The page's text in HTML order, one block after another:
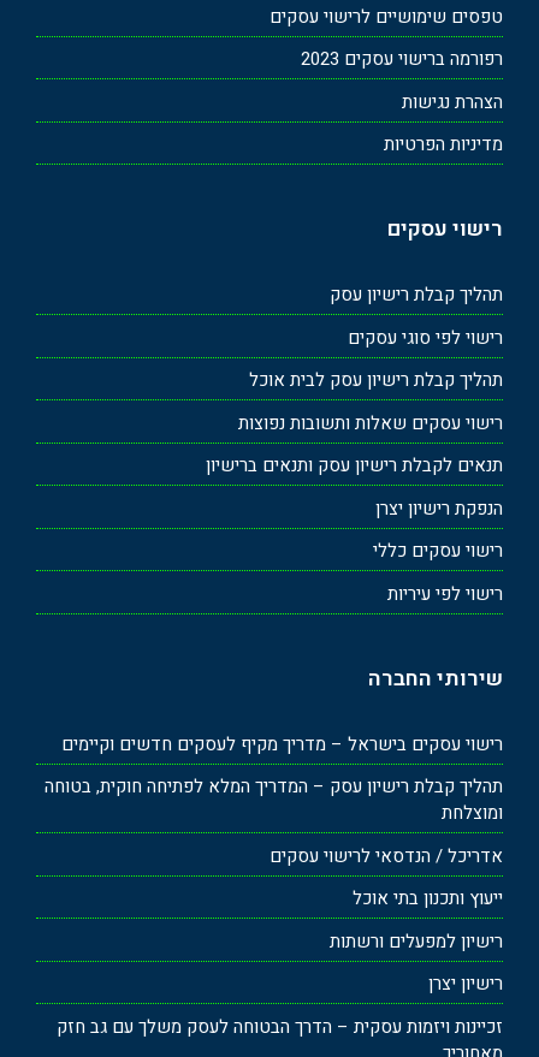
טפסים שימושיים לרישוי עסקים
רפורמה ברישוי עסקים 2023
הצהרת נגישות
מדיניות הפרטיות
רישוי עסקים
תהליך קבלת רישיון עסק
רישוי לפי סוגי עסקים
תהליך קבלת רישיון עסק לבית אוכל
רישוי עסקים שאלות ותשובות נפוצות
תנאים לקבלת רישיון עסק ותנאים ברישיון
הנפקת רישיון יצרן
רישוי עסקים כללי
רישוי לפי עיריות
שירותי החברה
רישוי עסקים בישראל – מדריך מקיף לעסקים חדשים וקיימים
תהליך קבלת רישיון עסק – המדריך המלא לפתיחה חוקית, בטוחה
ומוצלחת
אדריכל / הנדסאי לרישוי עסקים
ייעוץ ותכנון בתי אוכל
רישיון למפעלים ורשתות
רישיון יצרן
זכיינות ויזמות עסקית – הדרך הבטוחה לעסק משלך עם גב חזק